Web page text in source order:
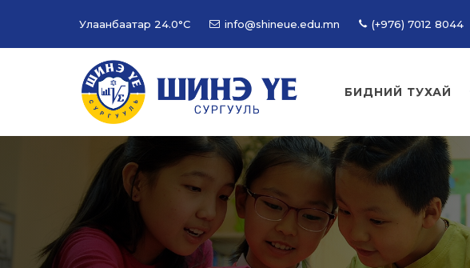
Улаанбаатар 24.0°C info@shineue.edu.mn (+976) 7012 8044
БИДНИЙ ТУХАЙ